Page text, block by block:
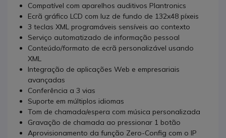
Compatível com aparelhos auditivos Plantronics
Ecrã gráfico LCD com luz de fundo de 132x48 píxeis
3 teclas XML programáveis sensíveis ao contexto
Serviço automatizado de informação pessoal
Conteúdo/formato de ecrã personalizável usando
XML
Integração de aplicações Web e empresariais
avançadas
Conferência a 3 vias
Suporte em múltiplos idiomas
Tom de chamada/espera com música personalizada
Gravação de chamada ao pressionar 1 botão
Aprovisionamento da função Zero-Config com o IP